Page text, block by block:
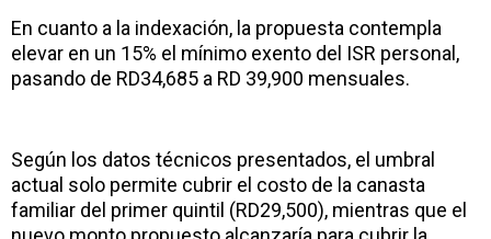
En cuanto a la indexación, la propuesta contempla
elevar en un 15% el mínimo exento del ISR personal,
pasando de RD34,685 a RD 39,900 mensuales.
Según los datos técnicos presentados, el umbral
actual solo permite cubrir el costo de la canasta
familiar del primer quintil (RD29,500), mientras que el